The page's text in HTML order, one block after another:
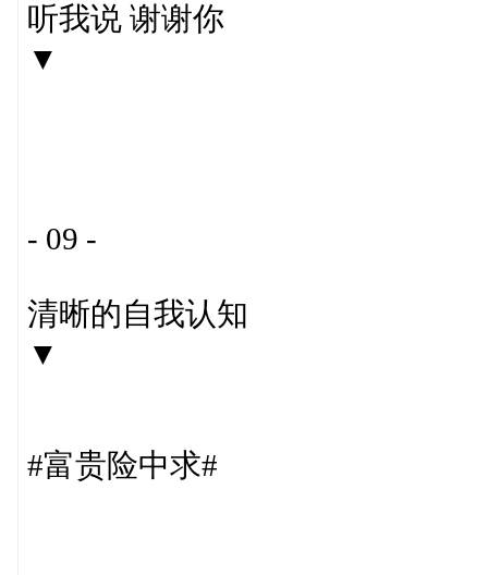
听我说 谢谢你
▼
- 09 -
清晰的自我认知
▼
#富贵险中求#